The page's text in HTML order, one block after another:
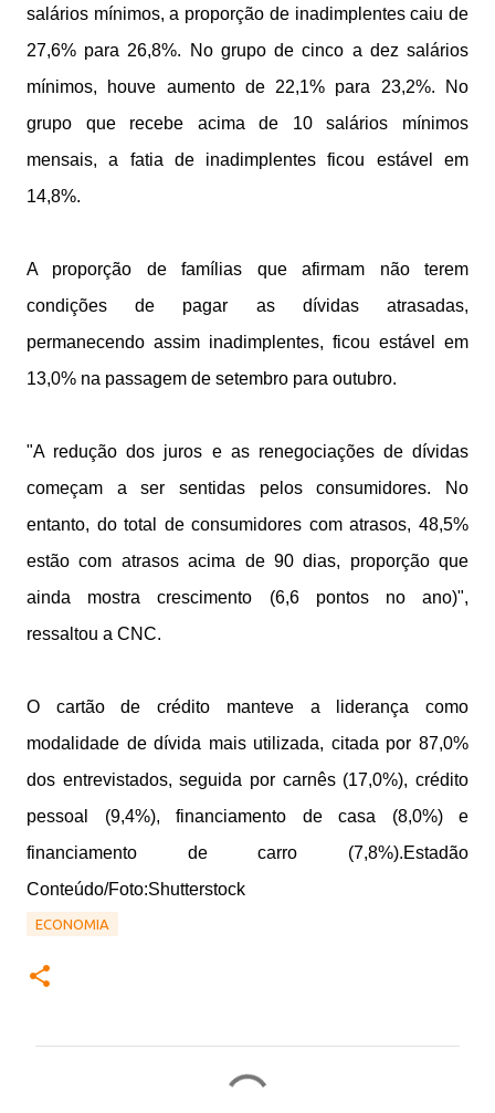
salários mínimos, a proporção de inadimplentes caiu de
27,6% para 26,8%. No grupo de cinco a dez salários
mínimos, houve aumento de 22,1% para 23,2%. No
grupo que recebe acima de 10 salários mínimos
mensais, a fatia de inadimplentes ficou estável em
14,8%.
A proporção de famílias que afirmam não terem
condições de pagar as dívidas atrasadas,
permanecendo assim inadimplentes, ficou estável em
13,0% na passagem de setembro para outubro.
"A redução dos juros e as renegociações de dívidas
começam a ser sentidas pelos consumidores. No
entanto, do total de consumidores com atrasos, 48,5%
estão com atrasos acima de 90 dias, proporção que
ainda mostra crescimento (6,6 pontos no ano)",
ressaltou a CNC.
O cartão de crédito manteve a liderança como
modalidade de dívida mais utilizada, citada por 87,0%
dos entrevistados, seguida por carnês (17,0%), crédito
pessoal (9,4%), financiamento de casa (8,0%) e
financiamento de carro (7,8%).Estadão
Conteúdo/Foto:Shutterstock
ECONOMIA